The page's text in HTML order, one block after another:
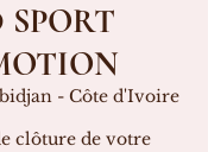
SPORT
- Côte d'Ivoire
clôture de votre